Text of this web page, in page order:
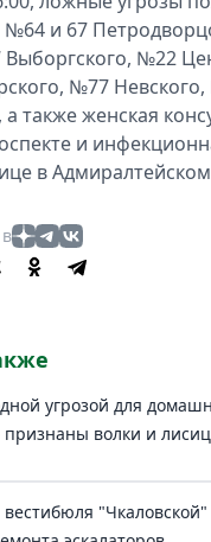
и 67
№22
№77
также женская
и
в
угрозой для
признаны волки и